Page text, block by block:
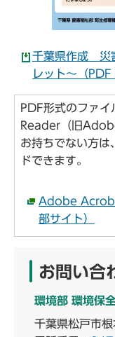
千葉県作成 災
レット～（
PDF形式のファ
Reader（旧
お持ちでない方
ドできます。
Adobe
部サイト）
お問い合
環境部 環境保
千葉県松戸市